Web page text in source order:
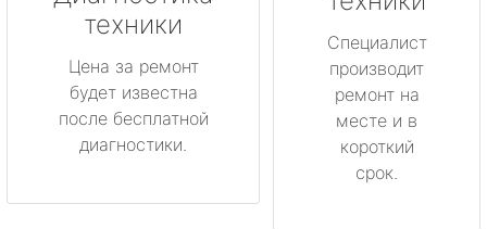
техники
Цена за ремонт
будет известна
после бесплатной
диагностики.
Специалист
производит
ремонт на
месте и в
короткий
срок.